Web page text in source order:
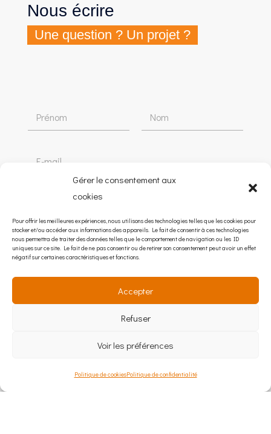
Gérer le consentement aux
cookies
Pour offrir les meilleures expériences, nous utilisons des technologies telles que les cookies pour
stocker et/ou accéder aux informations des appareils. Le fait de consentir à ces technologies
nous permettra de traiter des données telles que le comportement de navigation ou les ID
uniques sur ce site. Le fait de ne pas consentir ou de retirer son consentement peut avoir un effet
négatif sur certaines caractéristiques et fonctions.
Accepter
Refuser
Voir les préférences
Politique de cookiesPolitique de confidentialité
Nous écrire
Une question ? Un projet ?